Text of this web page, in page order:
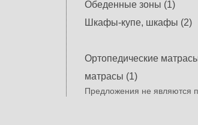
Обеденные зоны (1)
Шкафы-купе, шкафы (2)
Ортопедические
матрасы (1)
Предложения не являются